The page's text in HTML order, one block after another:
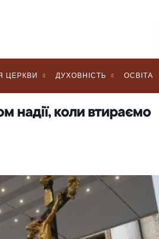
ЦЕРКВИ ДУХОВНІСТЬ ОСВІТА
надії, коли втираємо